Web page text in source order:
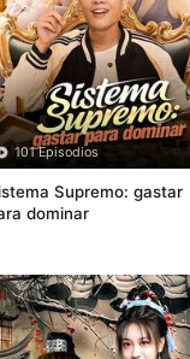
101 Episodios
Supremo: gastar
dominar